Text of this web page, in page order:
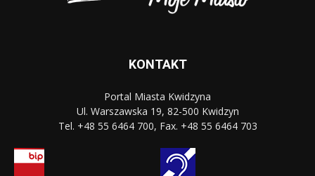
KONTAKT
Portal Miasta Kwidzyna
Ul. Warszawska 19, 82-500 Kwidzyn
Tel. +48 55 6464 700, Fax. +48 55 6464 703